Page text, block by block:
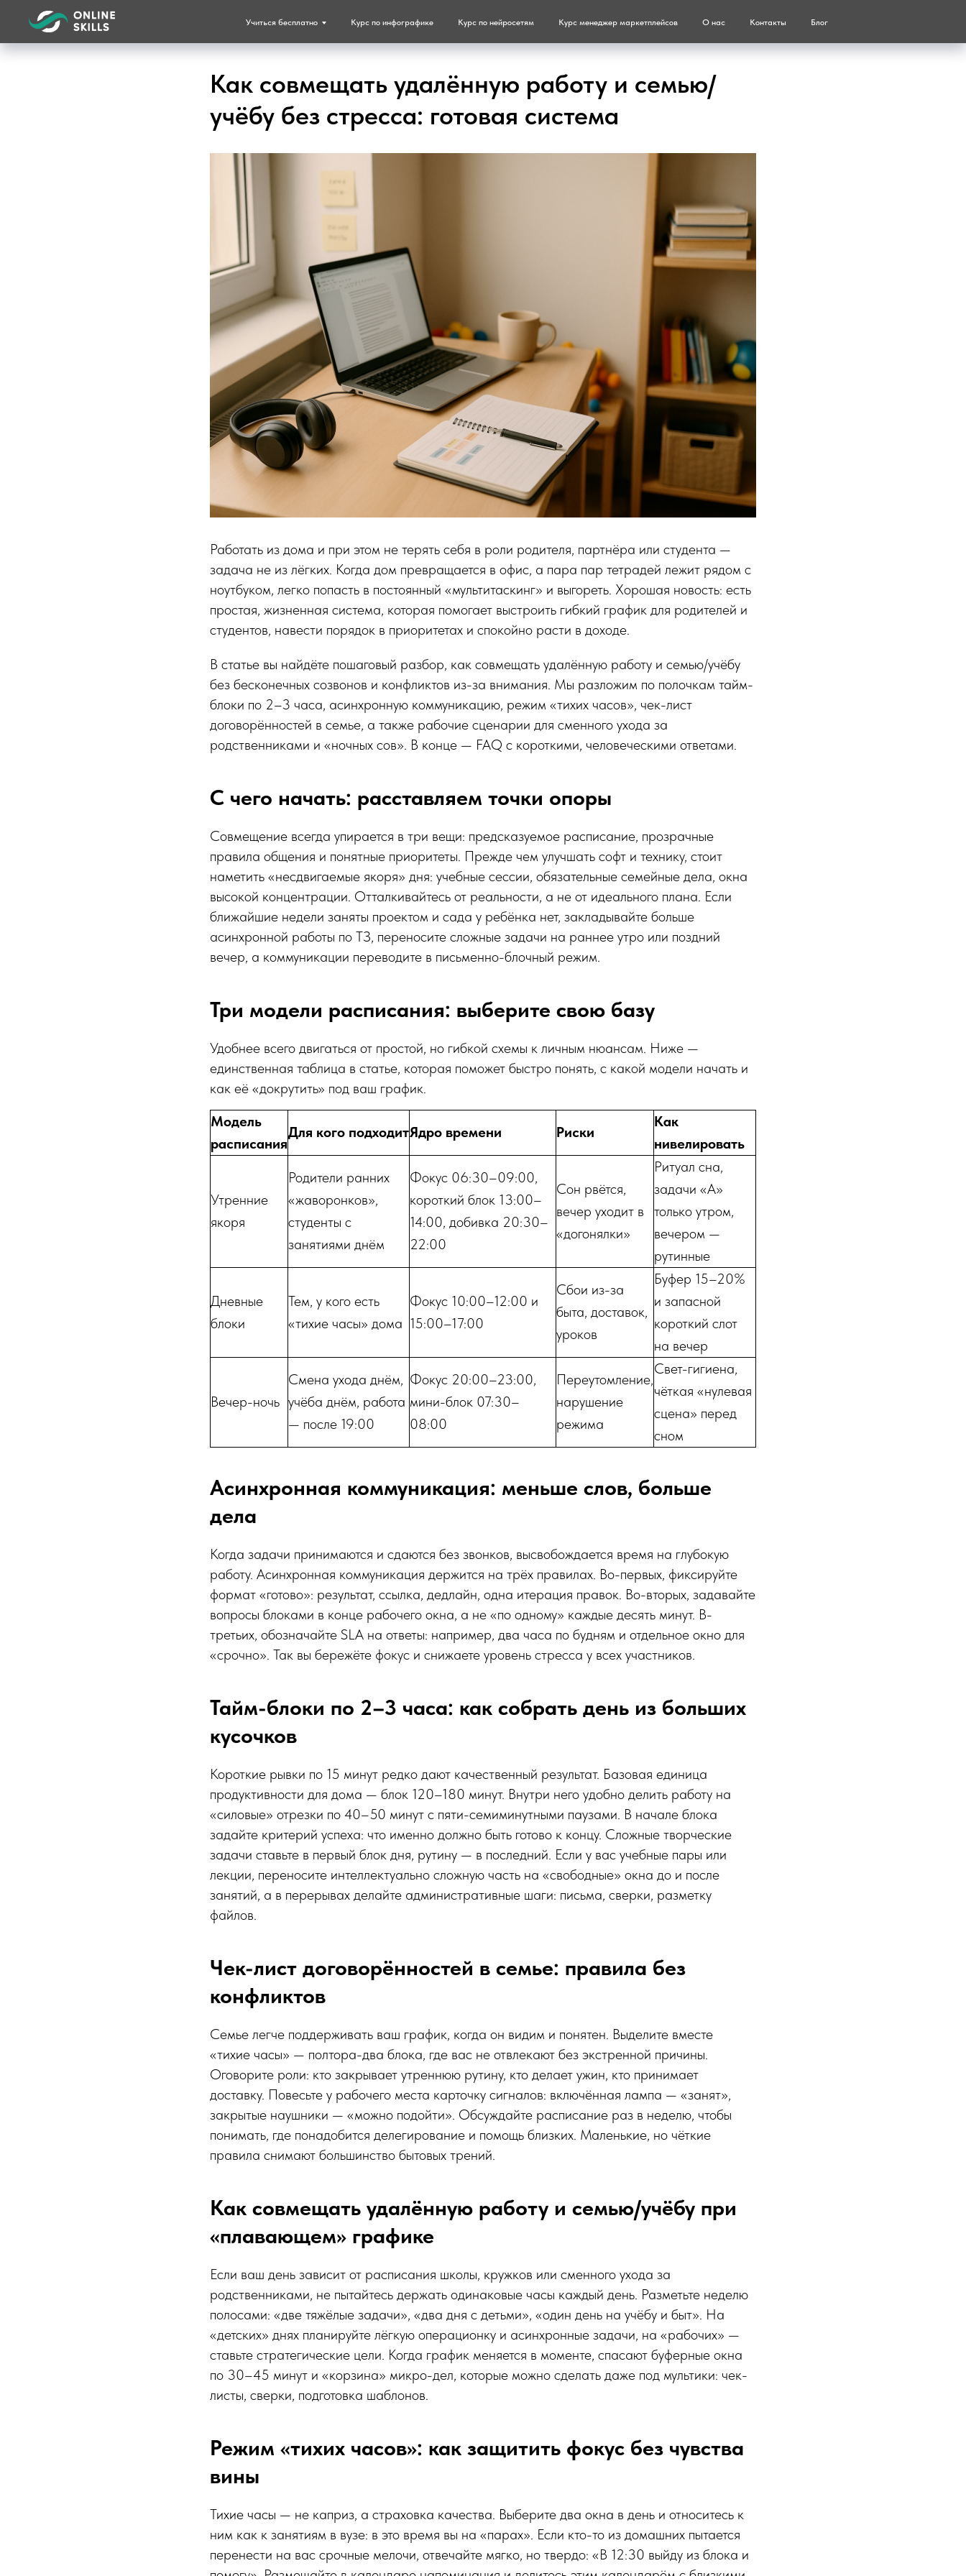
Учиться бесплатно Курс по инфографике Курс по нейросетям Курс менеджер маркетплейсов О нас Контакты Блог
Как совмещать удалённую работу и семью/
учёбу без стресса: готовая система
Работать из дома и при этом не терять себя в роли родителя, партнёра или студента —
задача не из лёгких. Когда дом превращается в офис, а пара пар тетрадей лежит рядом с
ноутбуком, легко попасть в постоянный «мультитаскинг» и выгореть. Хорошая новость: есть
простая, жизненная система, которая помогает выстроить гибкий график для родителей и
студентов, навести порядок в приоритетах и спокойно расти в доходе.
В статье вы найдёте пошаговый разбор, как совмещать удалённую работу и семью/учёбу
без бесконечных созвонов и конфликтов из-за внимания. Мы разложим по полочкам тайм-
блоки по 2–3 часа, асинхронную коммуникацию, режим «тихих часов», чек-лист
договорённостей в семье, а также рабочие сценарии для сменного ухода за
родственниками и «ночных сов». В конце — FAQ с короткими, человеческими ответами.
С чего начать: расставляем точки опоры
Совмещение всегда упирается в три вещи: предсказуемое расписание, прозрачные
правила общения и понятные приоритеты. Прежде чем улучшать софт и технику, стоит
наметить «несдвигаемые якоря» дня: учебные сессии, обязательные семейные дела, окна
высокой концентрации. Отталкивайтесь от реальности, а не от идеального плана. Если
ближайшие недели заняты проектом и сада у ребёнка нет, закладывайте больше
асинхронной работы по ТЗ, переносите сложные задачи на раннее утро или поздний
вечер, а коммуникации переводите в письменно-блочный режим.
Три модели расписания: выберите свою базу
Удобнее всего двигаться от простой, но гибкой схемы к личным нюансам. Ниже —
единственная таблица в статье, которая поможет быстро понять, с какой модели начать и
как её «докрутить» под ваш график.
Модель
расписания
Для кого подходитЯдро времени Риски
Как
нивелировать
Утренние
якоря
Родители ранних
«жаворонков»,
студенты с
занятиями днём
Фокус 06:30–09:00,
короткий блок 13:00–
14:00, добивка 20:30–
22:00
Сон рвётся,
вечер уходит в
«догонялки»
Ритуал сна,
задачи «А»
только утром,
вечером —
рутинные
Дневные
блоки
Тем, у кого есть
«тихие часы» дома
Фокус 10:00–12:00 и
15:00–17:00
Сбои из-за
быта, доставок,
уроков
Буфер 15–20%
и запасной
короткий слот
на вечер
Вечер-ночь
Смена ухода днём,
учёба днём, работа
— после 19:00
Фокус 20:00–23:00,
мини-блок 07:30–
08:00
Переутомление,
нарушение
режима
Свет-гигиена,
чёткая «нулевая
сцена» перед
сном
Асинхронная коммуникация: меньше слов, больше
дела
Когда задачи принимаются и сдаются без звонков, высвобождается время на глубокую
работу. Асинхронная коммуникация держится на трёх правилах. Во-первых, фиксируйте
формат «готово»: результат, ссылка, дедлайн, одна итерация правок. Во-вторых, задавайте
вопросы блоками в конце рабочего окна, а не «по одному» каждые десять минут. В-
третьих, обозначайте SLA на ответы: например, два часа по будням и отдельное окно для
«срочно». Так вы бережёте фокус и снижаете уровень стресса у всех участников.
Тайм-блоки по 2–3 часа: как собрать день из больших
кусочков
Короткие рывки по 15 минут редко дают качественный результат. Базовая единица
продуктивности для дома — блок 120–180 минут. Внутри него удобно делить работу на
«силовые» отрезки по 40–50 минут с пяти-семиминутными паузами. В начале блока
задайте критерий успеха: что именно должно быть готово к концу. Сложные творческие
задачи ставьте в первый блок дня, рутину — в последний. Если у вас учебные пары или
лекции, переносите интеллектуально сложную часть на «свободные» окна до и после
занятий, а в перерывах делайте административные шаги: письма, сверки, разметку
файлов.
Чек-лист договорённостей в семье: правила без
конфликтов
Семье легче поддерживать ваш график, когда он видим и понятен. Выделите вместе
«тихие часы» — полтора-два блока, где вас не отвлекают без экстренной причины.
Оговорите роли: кто закрывает утреннюю рутину, кто делает ужин, кто принимает
доставку. Повесьте у рабочего места карточку сигналов: включённая лампа — «занят»,
закрытые наушники — «можно подойти». Обсуждайте расписание раз в неделю, чтобы
понимать, где понадобится делегирование и помощь близких. Маленькие, но чёткие
правила снимают большинство бытовых трений.
Как совмещать удалённую работу и семью/учёбу при
«плавающем» графике
Если ваш день зависит от расписания школы, кружков или сменного ухода за
родственниками, не пытайтесь держать одинаковые часы каждый день. Разметьте неделю
полосами: «две тяжёлые задачи», «два дня с детьми», «один день на учёбу и быт». На
«детских» днях планируйте лёгкую операционку и асинхронные задачи, на «рабочих» —
ставьте стратегические цели. Когда график меняется в моменте, спасают буферные окна
по 30–45 минут и «корзина» микро-дел, которые можно сделать даже под мультики: чек-
листы, сверки, подготовка шаблонов.
Режим «тихих часов»: как защитить фокус без чувства
вины
Тихие часы — не каприз, а страховка качества. Выберите два окна в день и относитесь к
ним как к занятиям в вузе: в это время вы на «парах». Если кто-то из домашних пытается
перенести на вас срочные мелочи, отвечайте мягко, но твердо: «В 12:30 выйду из блока и